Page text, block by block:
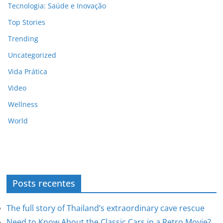
Tecnologia: Saúde e Inovação
Top Stories
Trending
Uncategorized
Vida Prática
Video
Wellness
World
Posts recentes
The full story of Thailand’s extraordinary cave rescue